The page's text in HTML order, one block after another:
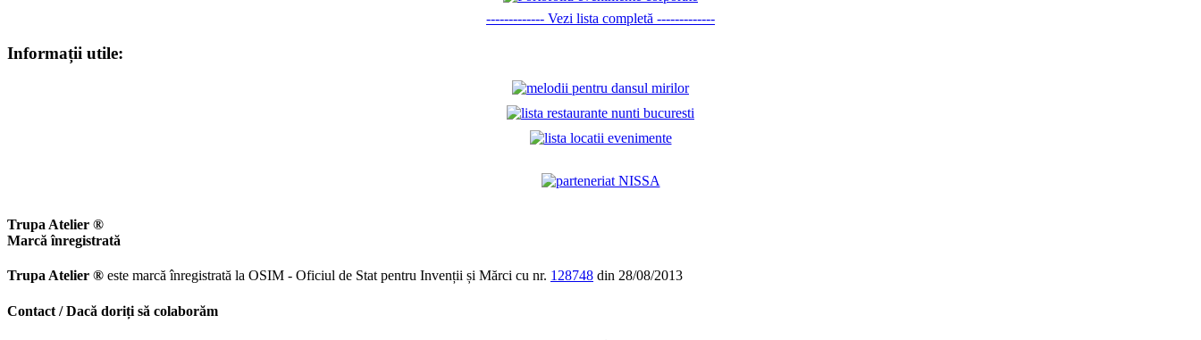
------------- Vezi lista completă -------------
Informații utile:
Trupa Atelier ®
Marcă înregistrată
Trupa Atelier ® este marcă înregistrată la OSIM - Oficiul de Stat pentru Invenții și Mărci cu nr. 128748 din 28/08/2013
Contact / Dacă doriți să colaborăm